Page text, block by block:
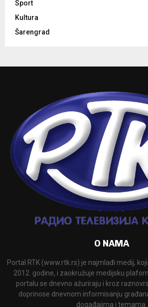
Sport
Kultura
Šarengrad
O NAMA
Portal RTK (www.rtk.rs) je najmlađi medij,
2012. godine, i zaokružuje medijsku
portalu se dnevno ažuriraju i kroz
doprinose dnevnom informisanju
događajima i temama.